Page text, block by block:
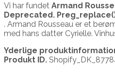
Vi har fundet Armand
Deprecated.
. Armand Rousseau er et
med hans datter Cyrielle.
Yderlige
Produkt ID.